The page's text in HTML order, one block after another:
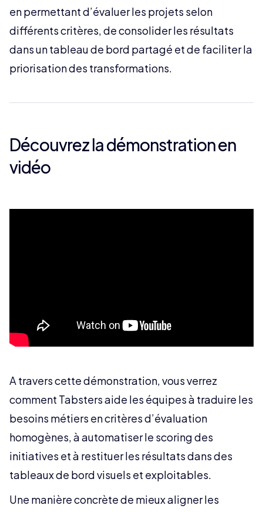
en permettant d’évaluer les projets selon
différents critères, de consolider les résultats
dans un tableau de bord partagé et de faciliter la
priorisation des transformations.
Découvrez la démonstration en
vidéo
A travers cette démonstration, vous verrez
comment Tabsters aide les équipes à traduire les
besoins métiers en critères d’évaluation
homogènes, à automatiser le scoring des
initiatives et à restituer les résultats dans des
tableaux de bord visuels et exploitables.
Une manière concrète de mieux aligner les